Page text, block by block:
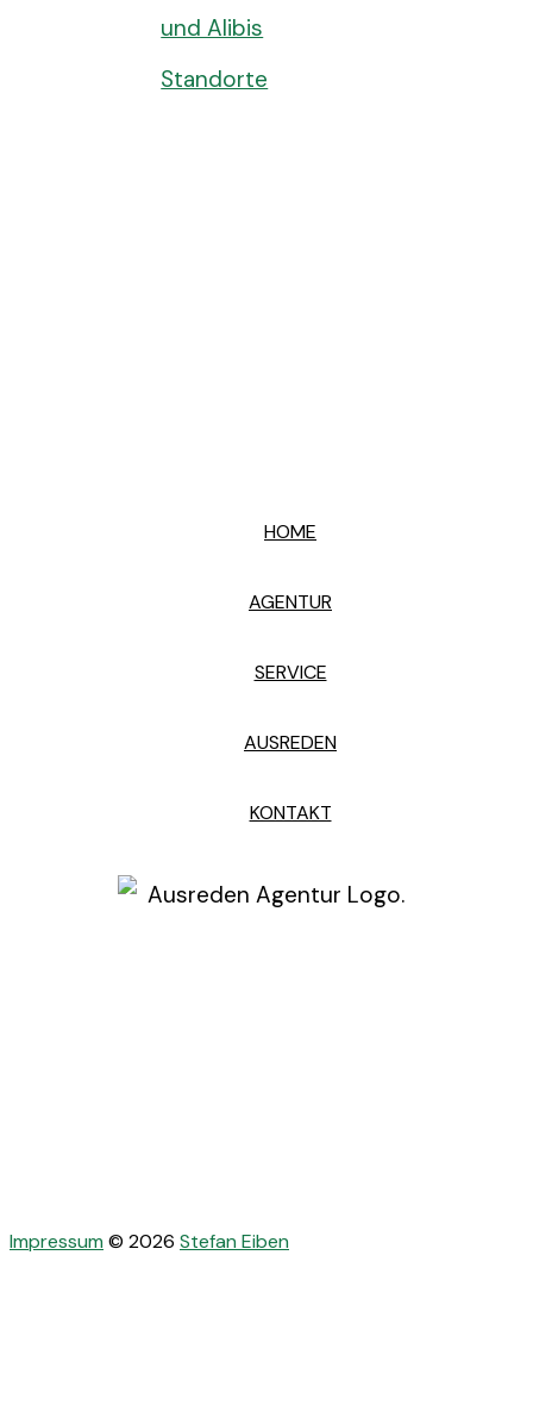
und Alibis
Standorte
HOME
AGENTUR
SERVICE
AUSREDEN
KONTAKT
Impressum © 2026 Stefan Eiben